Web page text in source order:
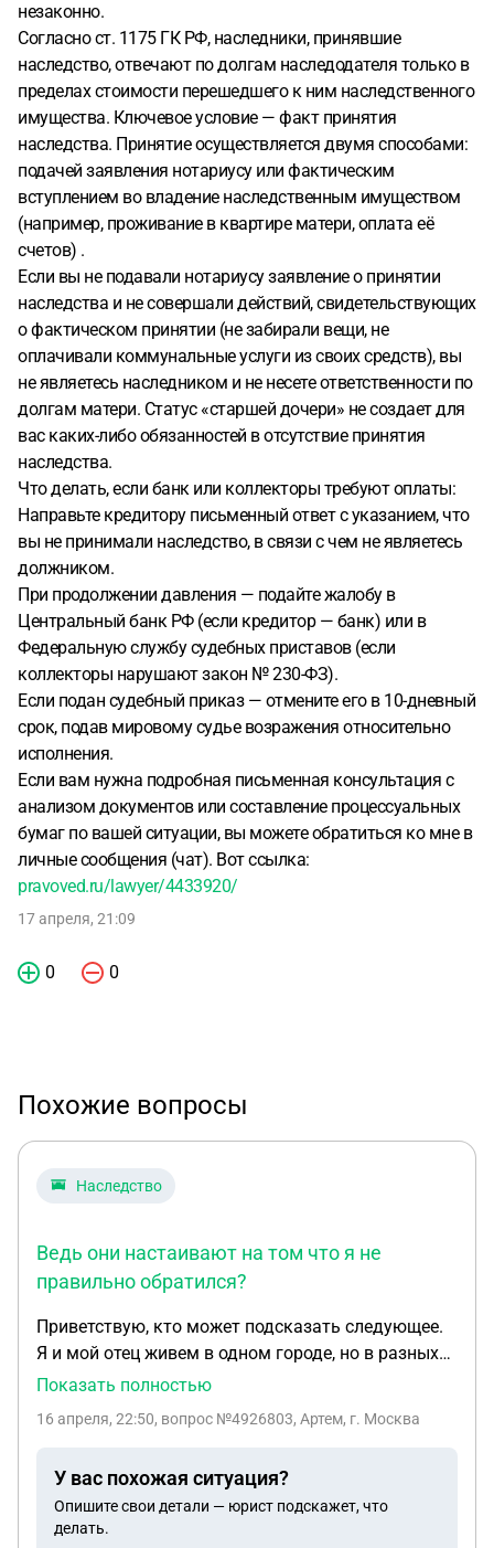
незаконно.
Согласно ст. 1175 ГК РФ, наследники, принявшие
наследство, отвечают по долгам наследодателя только в
пределах стоимости перешедшего к ним наследственного
имущества. Ключевое условие — факт принятия
наследства. Принятие осуществляется двумя способами:
подачей заявления нотариусу или фактическим
вступлением во владение наследственным имуществом
(например, проживание в квартире матери, оплата её
счетов) .
Если вы не подавали нотариусу заявление о принятии
наследства и не совершали действий, свидетельствующих
о фактическом принятии (не забирали вещи, не
оплачивали коммунальные услуги из своих средств), вы
не являетесь наследником и не несете ответственности по
долгам матери. Статус «старшей дочери» не создает для
вас каких-либо обязанностей в отсутствие принятия
наследства.
Что делать, если банк или коллекторы требуют оплаты:
Направьте кредитору письменный ответ с указанием, что
вы не принимали наследство, в связи с чем не являетесь
должником.
При продолжении давления — подайте жалобу в
Центральный банк РФ (если кредитор — банк) или в
Федеральную службу судебных приставов (если
коллекторы нарушают закон № 230-ФЗ).
Если подан судебный приказ — отмените его в 10-дневный
срок, подав мировому судье возражения относительно
исполнения.
Если вам нужна подробная письменная консультация с
анализом документов или составление процессуальных
бумаг по вашей ситуации, вы можете обратиться ко мне в
личные сообщения (чат). Вот ссылка:
pravoved.ru/lawyer/4433920/
17 апреля, 21:09
0 0
Похожие вопросы
Наследство
Ведь они настаивают на том что я не
правильно обратился?
Приветствую, кто может подсказать следующее.
Я и мой отец живем в одном городе, но в разных
его районах. Я живу в районе (А) своего города, а
наследство в виде дома в котором он жил.
пропущены по определенным причинам. Мне
надо восстановить сроки через суд, а уж после к
нотариусу. Я выполнял ряд действий в течении
Показать полностью
16 апреля, 22:50, вопрос №4926803, Артем, г. Москва
У вас похожая ситуация?
Опишите свои детали — юрист подскажет, что
делать.